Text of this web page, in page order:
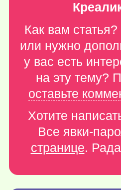
Как вам
или нужно
у вас есть
на эту тему?
оставьте
Хотите
Все явки-
странице.